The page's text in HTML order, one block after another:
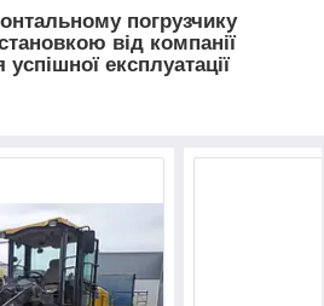
погрузчику
від компанії
експлуатації